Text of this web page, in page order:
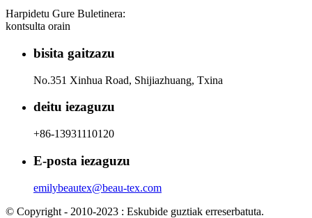
Harpidetu Gure Buletinera:
kontsulta orain
bisita gaitzazu
No.351 Xinhua Road, Shijiazhuang, Txina
deitu iezaguzu
+86-13931110120
E-posta iezaguzu
emilybeautex@beau-tex.com
© Copyright - 2010-2023 : Eskubide guztiak erreserbatuta.